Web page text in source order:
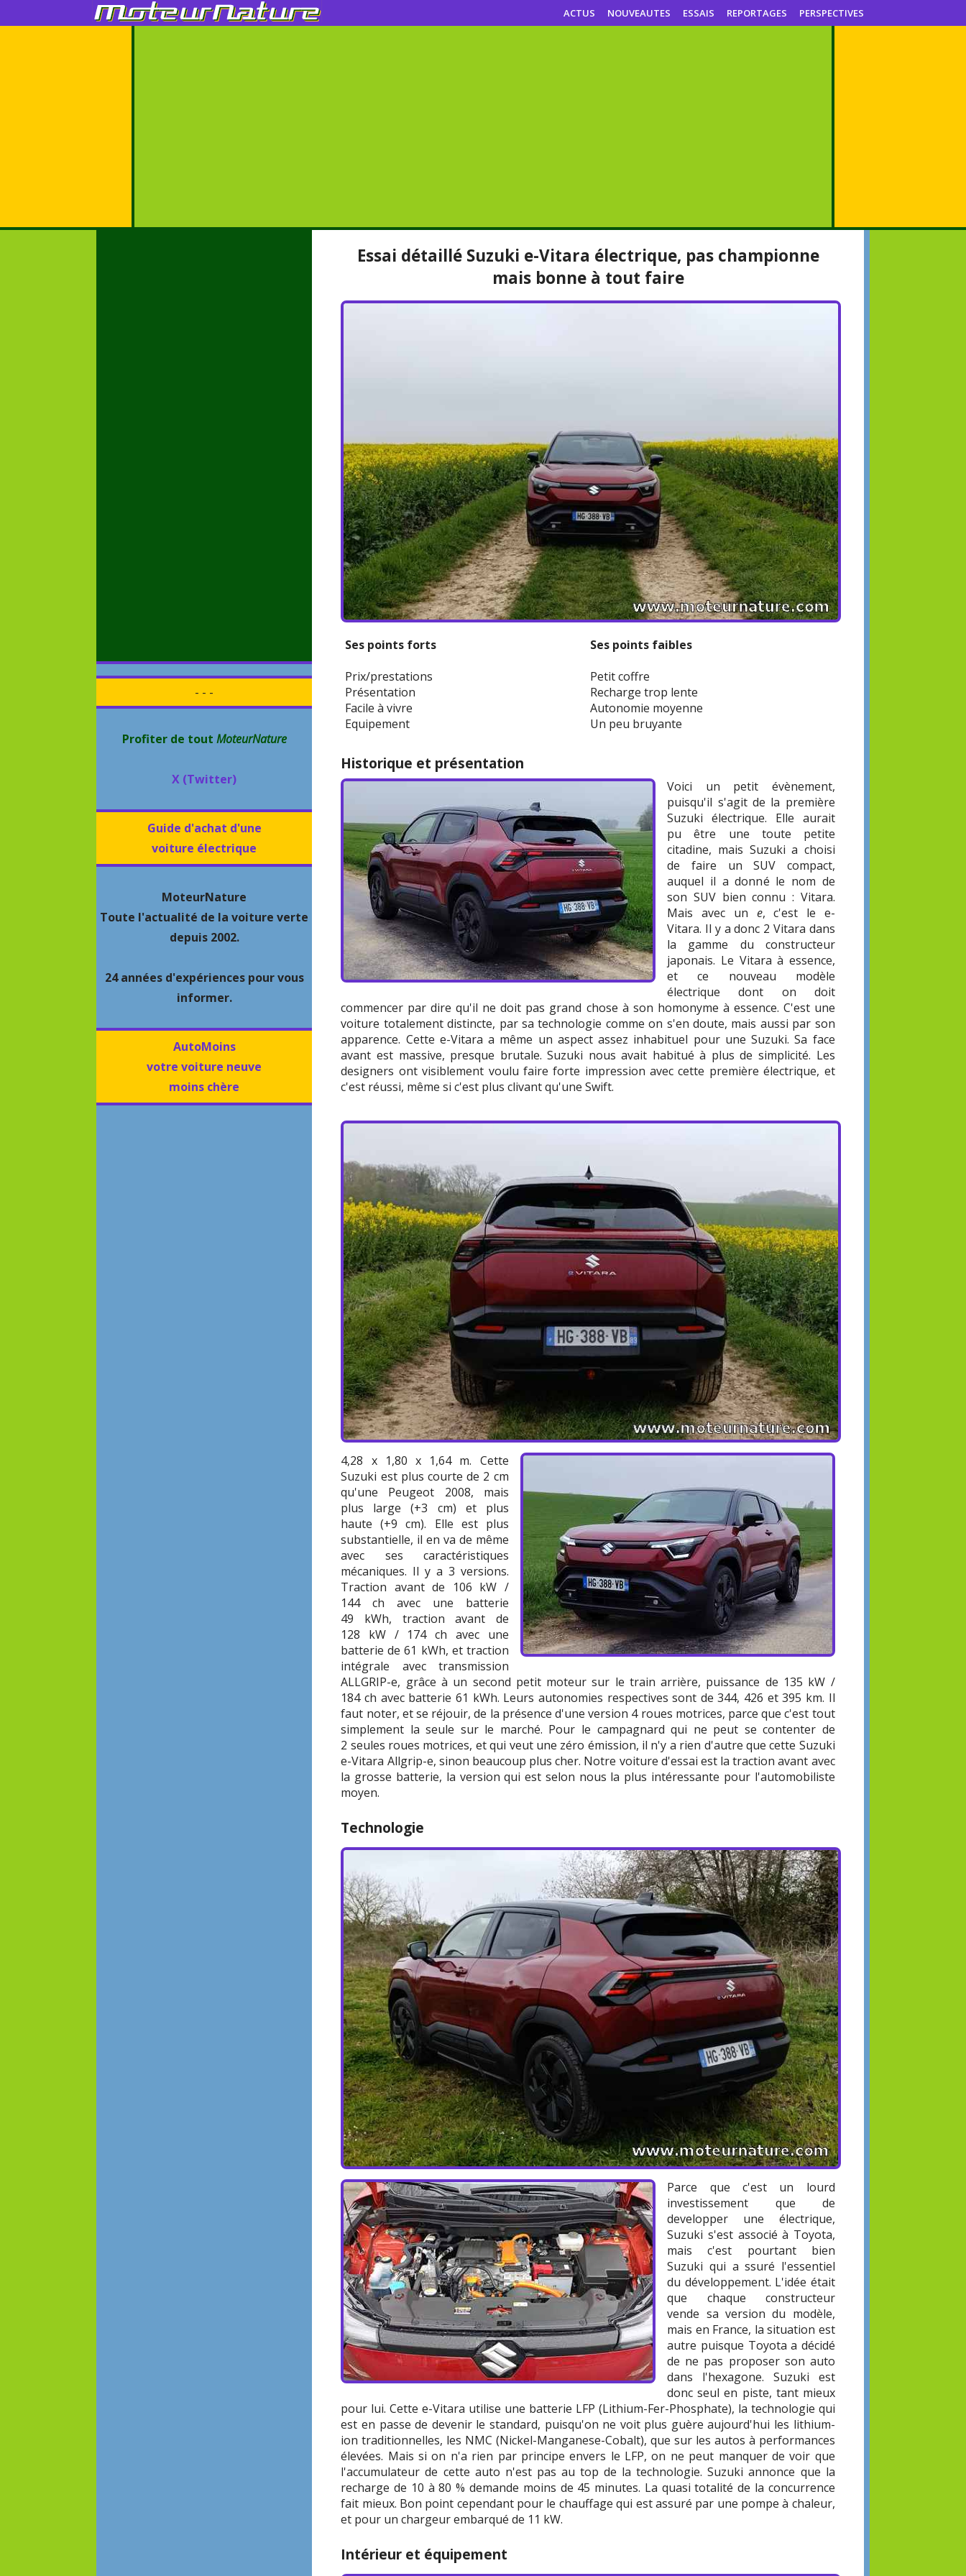
ACTUS NOUVEAUTES ESSAIS REPORTAGES PERSPECTIVES
- - -
Profiter de tout MoteurNature
X (Twitter)
Guide d'achat d'une
voiture électrique
MoteurNature
Toute l'actualité de la voiture verte
depuis 2002.
24 années d'expériences pour vous
informer.
AutoMoins
votre voiture neuve
moins chère
Essai détaillé Suzuki e-Vitara électrique, pas championne
mais bonne à tout faire
Ses points forts
Prix/prestations
Présentation
Facile à vivre
Equipement
Ses points faibles
Petit coffre
Recharge trop lente
Autonomie moyenne
Un peu bruyante
Historique et présentation
Voici un petit évènement,
puisqu'il s'agit de la première
Suzuki électrique. Elle aurait
pu être une toute petite
citadine, mais Suzuki a choisi
de faire un SUV compact,
auquel il a donné le nom de
son SUV bien connu : Vitara.
Mais avec un e, c'est le e-
Vitara. Il y a donc 2 Vitara dans
la gamme du constructeur
japonais. Le Vitara à essence,
et ce nouveau modèle
électrique dont on doit
commencer par dire qu'il ne doit pas grand chose à son homonyme à essence. C'est une
voiture totalement distincte, par sa technologie comme on s'en doute, mais aussi par son
apparence. Cette e-Vitara a même un aspect assez inhabituel pour une Suzuki. Sa face
avant est massive, presque brutale. Suzuki nous avait habitué à plus de simplicité. Les
designers ont visiblement voulu faire forte impression avec cette première électrique, et
c'est réussi, même si c'est plus clivant qu'une Swift.
4,28 x 1,80 x 1,64 m. Cette
Suzuki est plus courte de 2 cm
qu'une Peugeot 2008, mais
plus large (+3 cm) et plus
haute (+9 cm). Elle est plus
substantielle, il en va de même
avec ses caractéristiques
mécaniques. Il y a 3 versions.
Traction avant de 106 kW /
144 ch avec une batterie
49 kWh, traction avant de
128 kW / 174 ch avec une
batterie de 61 kWh, et traction
intégrale avec transmission
ALLGRIP-e, grâce à un second petit moteur sur le train arrière, puissance de 135 kW /
184 ch avec batterie 61 kWh. Leurs autonomies respectives sont de 344, 426 et 395 km. Il
faut noter, et se réjouir, de la présence d'une version 4 roues motrices, parce que c'est tout
simplement la seule sur le marché. Pour le campagnard qui ne peut se contenter de
2 seules roues motrices, et qui veut une zéro émission, il n'y a rien d'autre que cette Suzuki
e-Vitara Allgrip-e, sinon beaucoup plus cher. Notre voiture d'essai est la traction avant avec
la grosse batterie, la version qui est selon nous la plus intéressante pour l'automobiliste
moyen.
Technologie
Parce que c'est un lourd
investissement que de
developper une électrique,
Suzuki s'est associé à Toyota,
mais c'est pourtant bien
Suzuki qui a ssuré l'essentiel
du développement. L'idée était
que chaque constructeur
vende sa version du modèle,
mais en France, la situation est
autre puisque Toyota a décidé
de ne pas proposer son auto
dans l'hexagone. Suzuki est
donc seul en piste, tant mieux
pour lui. Cette e-Vitara utilise une batterie LFP (Lithium-Fer-Phosphate), la technologie qui
est en passe de devenir le standard, puisqu'on ne voit plus guère aujourd'hui les lithium-
ion traditionnelles, les NMC (Nickel-Manganese-Cobalt), que sur les autos à performances
élevées. Mais si on n'a rien par principe envers le LFP, on ne peut manquer de voir que
l'accumulateur de cette auto n'est pas au top de la technologie. Suzuki annonce que la
recharge de 10 à 80 % demande moins de 45 minutes. La quasi totalité de la concurrence
fait mieux. Bon point cependant pour le chauffage qui est assuré par une pompe à chaleur,
et pour un chargeur embarqué de 11 kW.
Intérieur et équipement